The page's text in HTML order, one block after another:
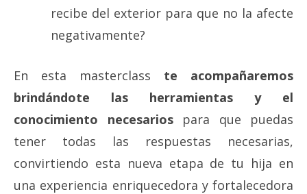
recibe del exterior para que no la afecte
negativamente?
En esta masterclass te acompañaremos
brindándote las herramientas y el
conocimiento necesariospara que puedas
tener todas las respuestas necesarias,
convirtiendo esta nueva etapa de tu hija en
una experiencia enriquecedora y fortalecedora